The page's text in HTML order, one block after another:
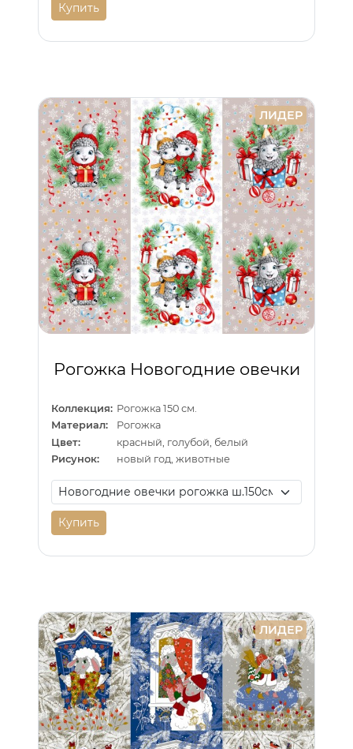
Купить
ЛИДЕР
Рогожка Новогодние овечки
Коллекция: Рогожка 150 см.
Материал:
Рогожка
Цвет:
красный, голубой, белый
Рисунок:
новый год, животные
Купить
ЛИДЕР